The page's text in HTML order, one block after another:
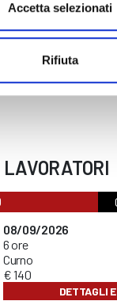
Accetta selezionati
Rifiuta
Addetti
Addetti al
08/09/2026
6 ore
Curno
€ 140
DETTAGLI